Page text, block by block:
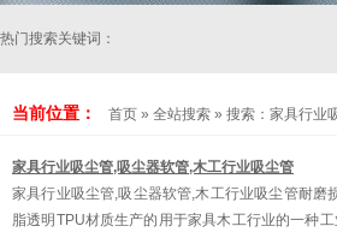
热门搜索关键词：
当前位置： 首页 » 全站搜索 » 搜索：家具行业
家具行业吸尘管,吸尘器软管,木工行业吸尘管
家具行业吸尘管,吸尘器软管,木工行业吸尘管耐
脂透明TPU材质生产的用于家具木工行业的一种